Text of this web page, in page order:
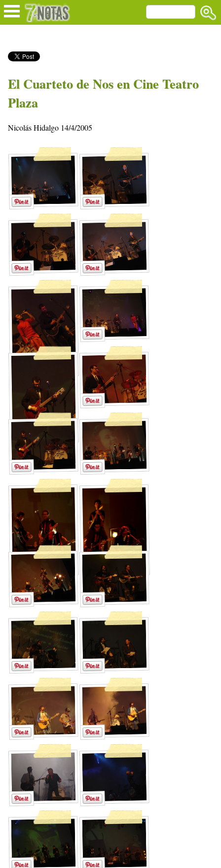
El Cuarteto de Nos en Cine Teatro
Plaza
Nicolás Hidalgo 14/4/2005